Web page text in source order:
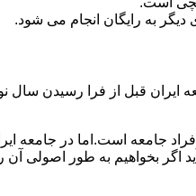
به رایگان انجام می شود.
قبل از فرا رسیدن سال
جامعه است.اما در جامعه
بخواهیم به طور اصولی آن را